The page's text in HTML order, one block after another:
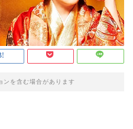
ンを含む場合があります